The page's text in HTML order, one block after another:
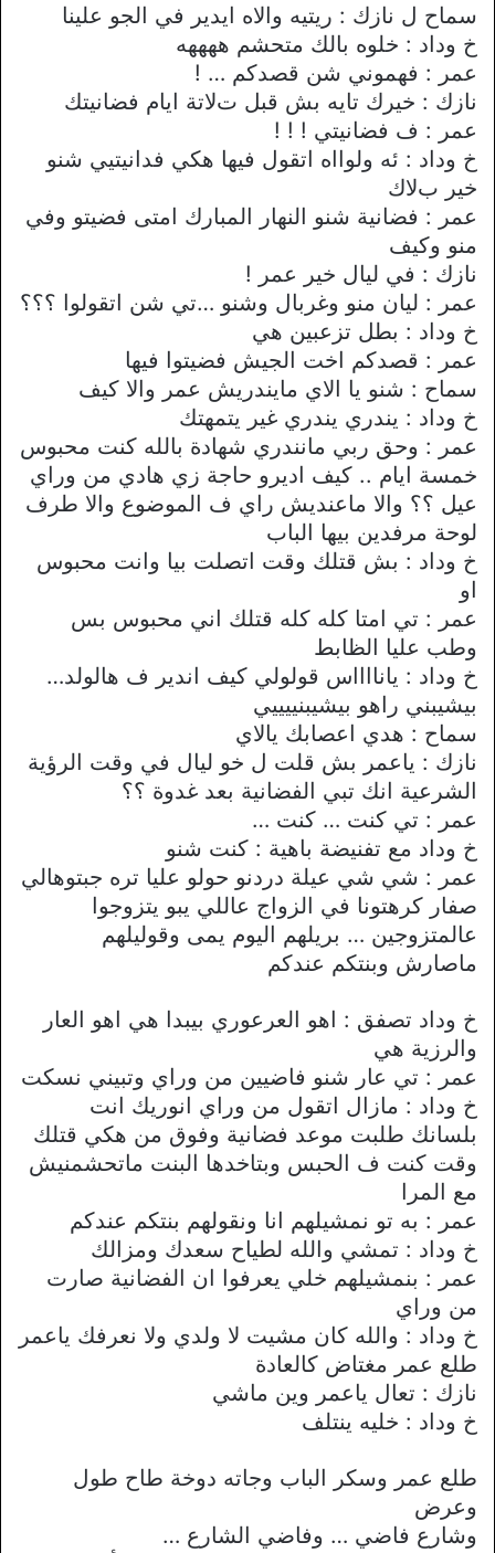
سماح ل نازك : ريتيه واﻻه ايدير في الجو علينا
خ وداد : خلوه بالك متحشم ههههه
عمر : فهموني شن قصدكم … !
نازك : خيرك تايه بش قبل تﻻتة ايام فضانيتك
عمر : ف فضانيتي ! ! !
خ وداد : ئه ولوااه اتقول فيها هكي فدانيتيي شنو
خير بﻻك
عمر : فضانية شنو النهار المبارك امتى فضيتو وفي
منو وكيف
نازك : في ليال خير عمر !
عمر : ليان منو وغربال وشنو …تي شن اتقولوا ؟؟؟
خ وداد : بطل تزعبين هي
عمر : قصدكم اخت الجيش فضيتوا فيها
سماح : شنو يا اﻻي مايندريش عمر واﻻ كيف
خ وداد : يندري يندري غير يتمهتك
عمر : وحق ربي مانندري شهادة بالله كنت محبوس
خمسة ايام .. كيف اديرو حاجة زي هادي من وراي
عيل ؟؟ واﻻ ماعنديش راي ف الموضوع واﻻ طرف
لوحة مرفدين بيها الباب
خ وداد : بش قتلك وقت اتصلت بيا وانت محبوس
او
عمر : تي امتا كله كله قتلك اني محبوس بس
وطب عليا الظابط
خ وداد : يانااااس قولولي كيف اندير ف هالولد…
بيشيبني راهو بيشيبنييييي
سماح : هدي اعصابك ياﻻي
نازك : ياعمر بش قلت ل خو ليال في وقت الرؤية
الشرعية انك تبي الفضانية بعد غدوة ؟؟
عمر : تي كنت … كنت …
خ وداد مع تفنيضة باهية : كنت شنو
عمر : شي شي عيلة دردنو حولو عليا تره جبتوهالي
صفار كرهتونا في الزواج عاللي يبو يتزوجوا
عالمتزوجين … بريلهم اليوم يمى وقوليلهم
ماصارش وبنتكم عندكم
خ وداد تصفق : اهو العرعوري بيبدا هي اهو العار
والرزية هي
عمر : تي عار شنو فاضيين من وراي وتبيني نسكت
خ وداد : مازال اتقول من وراي انوريك انت
بلسانك طلبت موعد فضانية وفوق من هكي قتلك
وقت كنت ف الحبس وبتاخدها البنت ماتحشمنيش
مع المرا
عمر : به تو نمشيلهم انا ونقولهم بنتكم عندكم
خ وداد : تمشي والله لطياح سعدك ومزالك
عمر : بنمشيلهم خلي يعرفوا ان الفضانية صارت
من وراي
خ وداد : والله كان مشيت ﻻ ولدي وﻻ نعرفك ياعمر
طلع عمر مغتاض كالعادة
نازك : تعال ياعمر وين ماشي
خ وداد : خليه ينتلف
طلع عمر وسكر الباب وجاته دوخة طاح طول
وعرض
وشارع فاضي … وفاضي الشارع …